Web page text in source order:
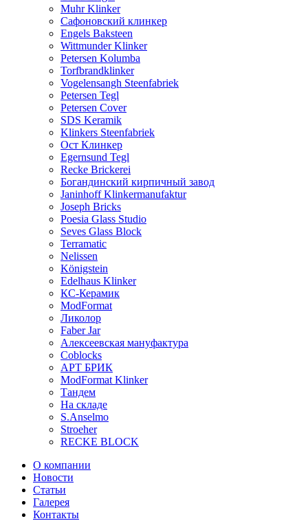
Muhr Klinker
Сафоновский клинкер
Engels Baksteen
Wittmunder Klinker
Petersen Kolumba
Torfbrandklinker
Vogelensangh Steenfabriek
Petersen Tegl
Petersen Cover
SDS Keramik
Klinkers Steenfabriek
Ост Клинкер
Egernsund Tegl
Recke Brickerei
Богандинский кирпичный завод
Janinhoff Klinkermanufaktur
Joseph Bricks
Poesia Glass Studio
Seves Glass Block
Terramatic
Nelissen
Königstein
Edelhaus Klinker
КС-Керамик
ModFormat
Ликолор
Faber Jar
Алексеевская мануфактура
Coblocks
АРТ БРИК
ModFormat Klinker
Тандем
На складе
S.Anselmo
Stroeher
RECKE BLOCK
О компании
Новости
Статьи
Галерея
Контакты